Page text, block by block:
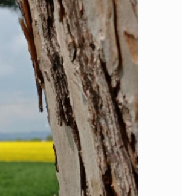
EXTRA
LIBRI PROCEEDINGS PUBBLICITÀ CONTATTI
SOCIAL MEDIA